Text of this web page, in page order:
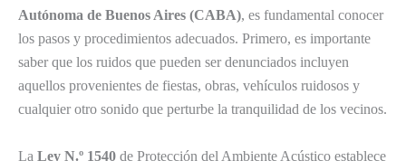
Autónoma de Buenos Aires (CABA), es fundamental conocer
los pasos y procedimientos adecuados. Primero, es importante
saber que los ruidos que pueden ser denunciados incluyen
aquellos provenientes de fiestas, obras, vehículos ruidosos y
cualquier otro sonido que perturbe la tranquilidad de los vecinos.
La Ley N.º 1540 de Protección del Ambiente Acústico establece